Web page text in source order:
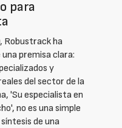
para
Robustrack ha
premisa clara:
y
del sector de la
'Su especialista en
no es una simple
de una